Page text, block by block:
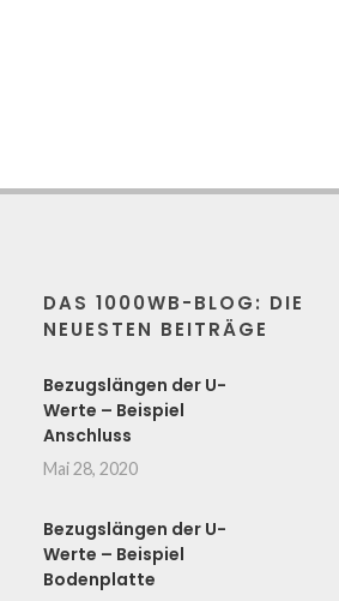
DAS 1000WB-BLOG: DIE
NEUESTEN BEITRÄGE
Bezugslängen der U-
Werte – Beispiel
Anschluss
Mai 28, 2020
Bezugslängen der U-
Werte – Beispiel
Bodenplatte